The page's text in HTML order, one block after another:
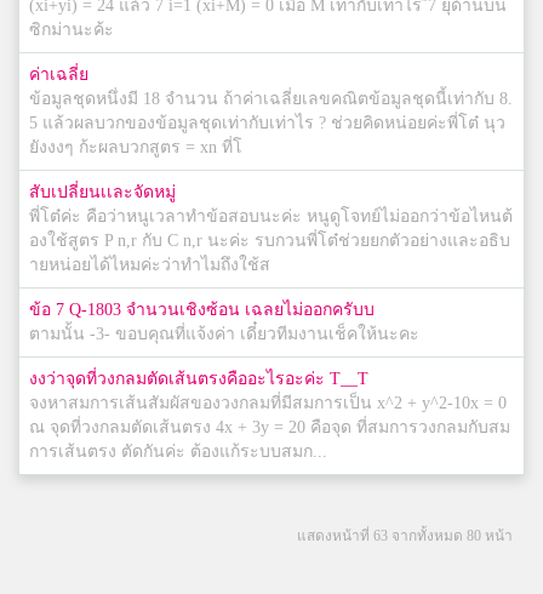
(xi+yi) = 24 แล้ว 7 i=1 (xi+M) = 0 เมื่อ M เท่ากับเท่าไร ึ7 ยุด้านบน
ซิกม่านะค้ะ
ค่าเฉลี่ย
ข้อมูลชุดหนึ่งมี 18 จำนวน ถ้าค่าเฉลี่ยเลขคณิตข้อมูลชุดนี้เท่ากับ 8.
5 แล้วผลบวกของข้อมูลชุดเท่ากับเท่าไร ? ช่วยคิดหน่อยค่ะพี่โต๋ นุว
ยังงงๆ ก้ะผลบวกสูตร = xn ที่โ
สับเปลี่ยนเเละจัดหมู่
พี่โต๋ค่ะ คือว่าหนูเวลาทำข้อสอบนะค่ะ หนูดูโจทย์ไม่ออกว่าข้อไหนต้
องใช้สูตร P n,r กับ C n,r นะค่ะ รบกวนพี่โต๋ช่วยยกตัวอย่างและอธิบ
ายหน่อยได้ไหมค่ะว่าทำไมถึงใช้ส
ข้อ 7 Q-1803 จำนวนเชิงซ้อน เฉลยไม่ออกครับบ
ตามนั้น -3- ขอบคุณที่แจ้งค่า เดี๋ยวทีมงานเช็คให้นะคะ
งงว่าจุดที่วงกลมตัดเส้นตรงคืออะไรอะค่ะ T__T
จงหาสมการเส้นสัมผัสของวงกลมที่มีสมการเป็น x^2 + y^2-10x = 0
ณ จุดที่วงกลมตัดเส้นตรง 4x + 3y = 20 คือจุด ที่สมการวงกลมกับสม
การเส้นตรง ตัดกันค่ะ ต้องแก้ระบบสมก...
แสดงหน้าที่ 63 จากทั้งหมด 80 หน้า